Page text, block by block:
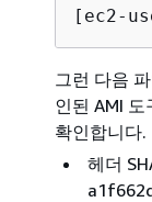
[ec2-
그런 다음
인된 AMI
확인합니다.
헤더